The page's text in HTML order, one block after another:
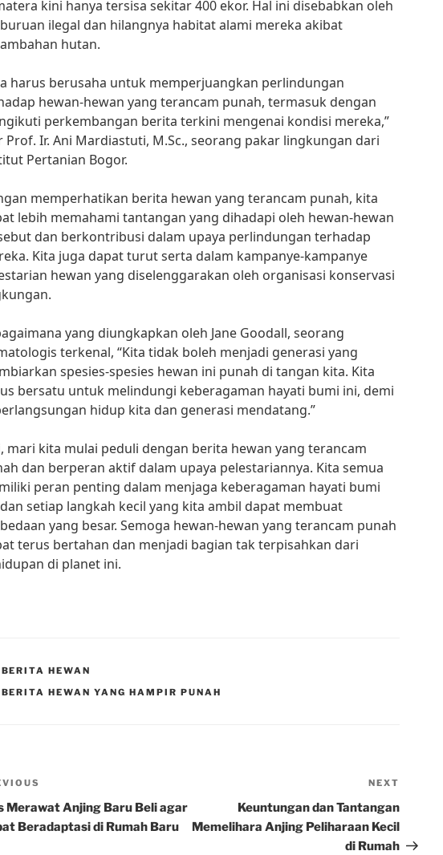
kini hanya tersisa sekitar 400 ekor. Hal ini disebabkan oleh
ilegal dan hilangnya habitat alami mereka akibat
hutan.
harus berusaha untuk memperjuangkan perlindungan
hewan-hewan yang terancam punah, termasuk dengan
perkembangan berita terkini mengenai kondisi mereka,”
Prof. Ir. Ani Mardiastuti, M.Sc., seorang pakar lingkungan dari
Pertanian Bogor.
memperhatikan berita hewan yang terancam punah, kita
lebih memahami tantangan yang dihadapi oleh hewan-hewan
dan berkontribusi dalam upaya perlindungan terhadap
Kita juga dapat turut serta dalam kampanye-kampanye
hewan yang diselenggarakan oleh organisasi konservasi
yang diungkapkan oleh Jane Goodall, seorang
terkenal, “Kita tidak boleh menjadi generasi yang
spesies-spesies hewan ini punah di tangan kita. Kita
bersatu untuk melindungi keberagaman hayati bumi ini, demi
hidup kita dan generasi mendatang.”
mari kita mulai peduli dengan berita hewan yang terancam
dan berperan aktif dalam upaya pelestariannya. Kita semua
peran penting dalam menjaga keberagaman hayati bumi
setiap langkah kecil yang kita ambil dapat membuat
yang besar. Semoga hewan-hewan yang terancam punah
terus bertahan dan menjadi bagian tak terpisahkan dari
di planet ini.
CATEGORIES
BERITA HEWAN
TAGS
BERITA HEWAN YANG HAMPIR PUNAH
Merawat Anjing Baru Beli agar
Beradaptasi di Rumah Baru
Post
NEXT
Keuntungan dan Tantangan
Memelihara Anjing Peliharaan Kecil
di Rumah